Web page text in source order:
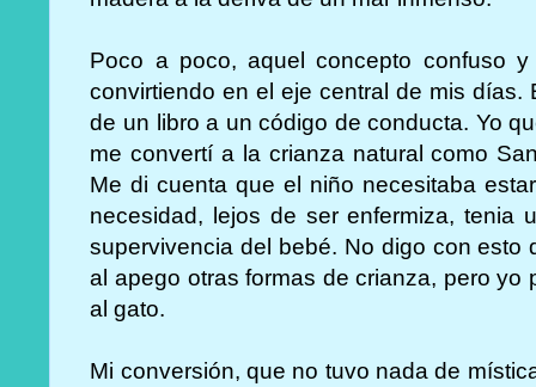
Poco a poco, aquel concepto confuso
convirtiendo en el eje central de mis
de un libro a un código de conducta. Yo
me convertí a la crianza natural como
Me di cuenta que el niño necesitaba
necesidad, lejos de ser enfermiza, tenia
supervivencia del bebé. No digo con
al apego otras formas de crianza, pero yo
al gato.
Mi conversión, que no tuvo nada de